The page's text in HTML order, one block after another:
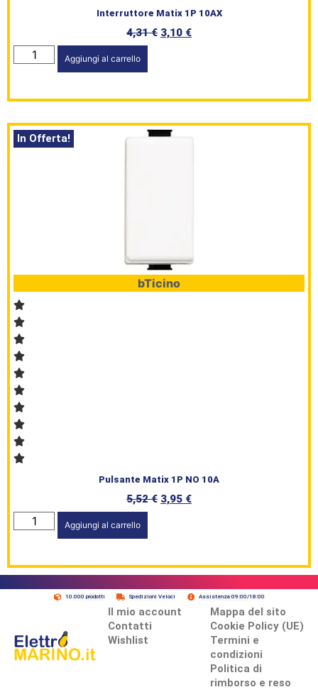
Interruttore Matix 1P 10AX
4,31€ 3,10 €
Aggiungi al carrello
In Offerta!
bTicino
Pulsante Matix 1P NO 10A
5,52€ 3,95 €
Aggiungi al carrello
10.000 prodotti Spedizioni Veloci Assistenza 09:00/18:00
Il mio account
Contatti
Wishlist
Mappa del sito
Cookie Policy (UE)
Termini e
condizioni
Politica di
rimborso e reso